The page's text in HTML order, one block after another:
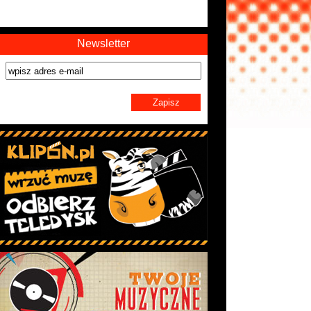
Newsletter